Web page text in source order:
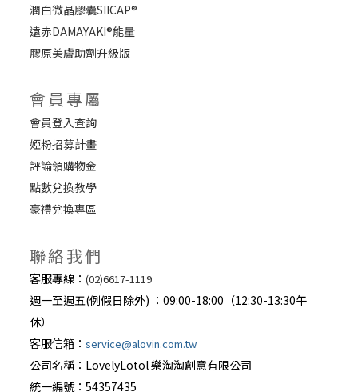
潤白微晶膠囊SIICAP®
遠赤DAMAYAKI®能量
膠原美膚助劑升級版
會員專屬
會員登入查詢
婭粉招募計畫
評論領購物金
點數兌換教學
豪禮兌換專區
聯絡我們
客服專線： (02)6617-1119
週一至週五(例假日除外) ：09:00-18:00（12:30-13:30午
休）
客服信箱： service@alovin.com.tw
公司名稱：LovelyLotol 樂淘淘創意有限公司
統一編號：54357435